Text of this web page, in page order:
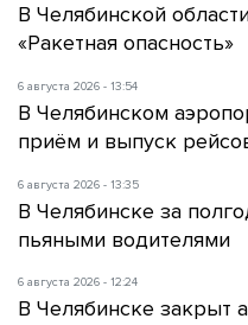
В Челябинской
«Ракетная опасность»
6 августа 2026 - 13:54
В Челябинском
приём и выпуск
6 августа 2026 - 13:35
В Челябинске за
пьяными водителями
6 августа 2026 - 12:24
В Челябинске закрыт